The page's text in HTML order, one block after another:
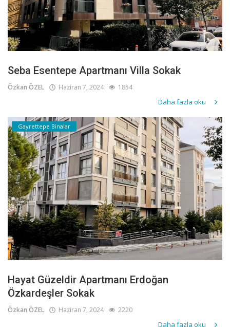
Seba Esentepe Apartmanı Villa Sokak
Özkan ÖZEL Haziran 7, 2024 1854
Daha fazla oku
Gayrettepe Binalar
Hayat Güzeldir Apartmanı Erdoğan
Özkardeşler Sokak
Özkan ÖZEL Haziran 7, 2024 2220
Daha fazla oku